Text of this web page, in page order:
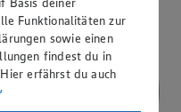
Funktionalitäten zur
sowie einen
findest du in
erfährst du auch
.